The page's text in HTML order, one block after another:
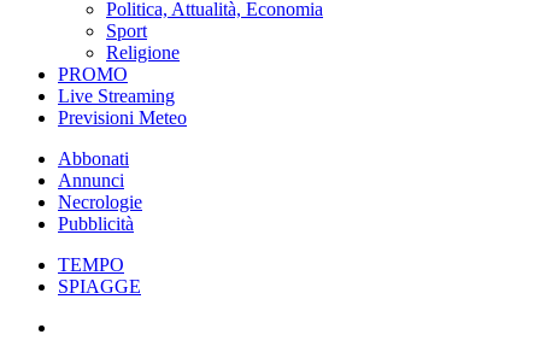
Politica, Attualità, Economia
Sport
Religione
PROMO
Live Streaming
Previsioni Meteo
Abbonati
Annunci
Necrologie
Pubblicità
TEMPO
SPIAGGE